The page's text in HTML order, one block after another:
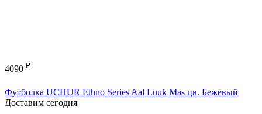
4090 ₽
Футболка UCHUR Ethno Series Aal Luuk Mas цв. Бежевый
Доставим сегодня